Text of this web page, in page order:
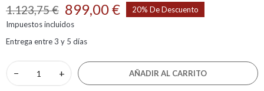
1.123,75 € 899,00 €
20% De Descuento
Impuestos incluidos
Entrega entre 3 y 5 días
− + AÑADIR AL CARRITO